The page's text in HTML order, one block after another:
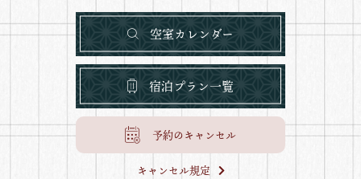
空室カレンダー
宿泊プラン一覧
予約のキャンセル
キャンセル規定